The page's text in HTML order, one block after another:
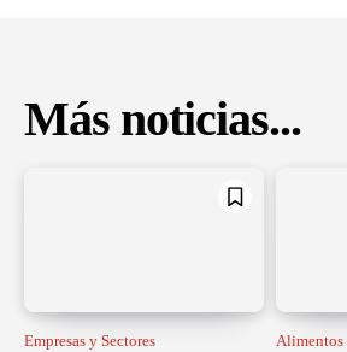
Más noticias...
Empresas y Sectores Alimentos